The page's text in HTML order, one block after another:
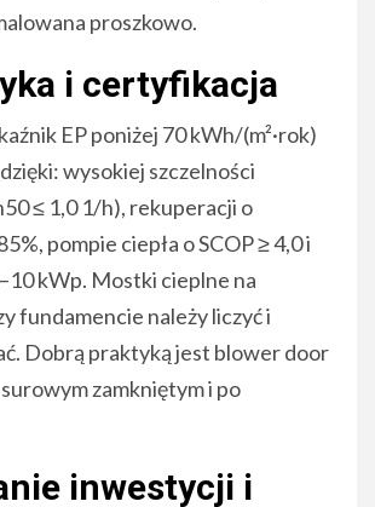
proszkowo.
i certyfikacja
EP poniżej 70 kWh/(m²·rok)
wysokiej szczelności
≤ 1,0 1/h), rekuperacji o
pompie ciepła o SCOP ≥ 4,0 i
kWp. Mostki cieplne na
fundamencie należy liczyć i
Dobrą praktyką jest blower door
zamkniętym i po
inwestycji i